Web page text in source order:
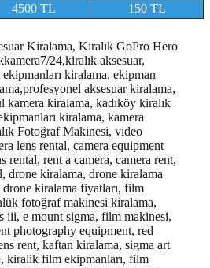
4500 TL 150 TL
Kiralama, Kiralık GoPro Hero
24,kiralık aksesuar,
kiralama, ekipman
aksesuar kiralama,
kamera kiralama, kadıköy kiralık
kiralama, kamera
Fotoğraf Makinesi, video
lens rental, camera equipment
rental, rent a camera, camera rent,
drone kiralama, drone kiralama
kiralama fiyatları, film
fotoğraf makinesi kiralama,
iii, e mount sigma, film makinesi,
photography equipment, red
rent, kaftan kiralama, sigma art
kiralik film ekipmanları, film